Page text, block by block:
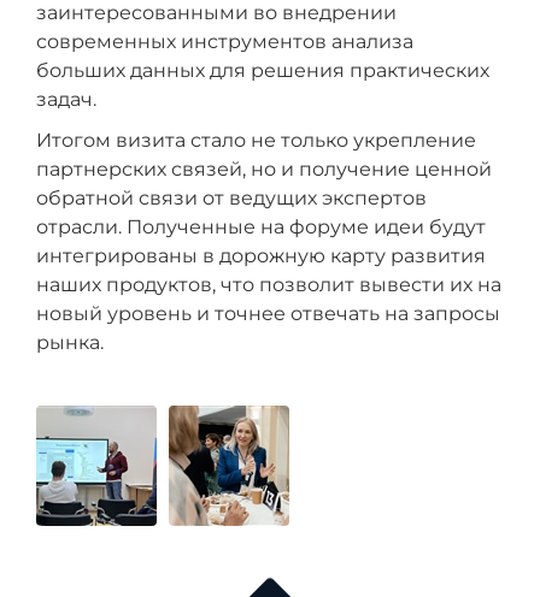
заинтересованными во внедрении
современных инструментов анализа
больших данных для решения практических
задач.
Итогом визита стало не только укрепление
партнерских связей, но и получение ценной
обратной связи от ведущих экспертов
отрасли. Полученные на форуме идеи будут
интегрированы в дорожную карту развития
наших продуктов, что позволит вывести их на
новый уровень и точнее отвечать на запросы
рынка.